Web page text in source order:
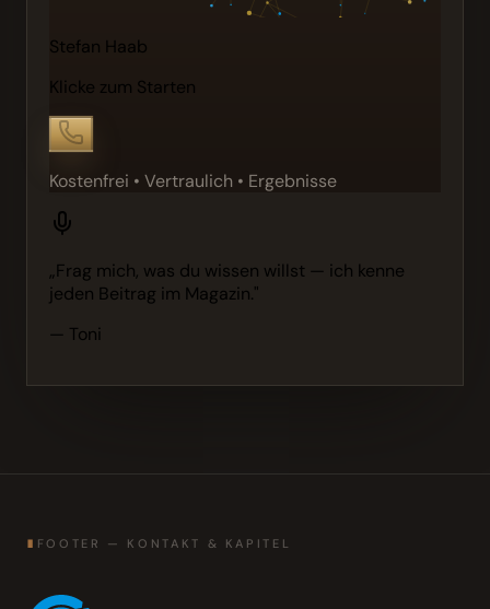
Stefan Haab
Klicke zum Starten
Kostenfrei • Vertraulich • Ergebnisse
„Frag mich, was du wissen willst — ich kenne
jeden Beitrag im Magazin."
— Toni
∎ FOOTER — KONTAKT & KAPITEL